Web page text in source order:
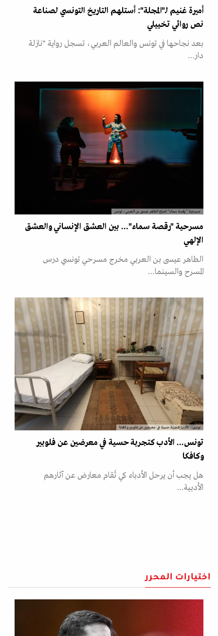
أميرة غنيم لـ"المجلة": أستلهم التاريخ التونسي لصناعة
نص روائي تخييلي
بعد نجاحها في تونس والعالم العربي، تسجل رواية "نازلة
دار…
مسرحية "رقصة سماء" إخراج الطاهر عيسى بن العربي، تونس
مسرحية "رقصة سماء"... بين العشق الإنساني والعشق
الإلهي
الطاهر عيسى بن العربي مخرج مسرحي تونسي درس
المسرح والسينما…
تونس... الأدب كتجربة حسية في معرضين عن فلوبير وكافكا
تونس... الأدب كتجربة حسية في معرضين عن فلوبير
وكافكا
هل يجب أن يرحل الأدباء كي تُقام معارض عن آثارهم
الأدبية…
اختيارات المحرر